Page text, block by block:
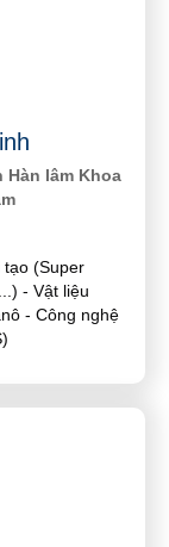
Hàn lâm Khoa
(Super
- Vật liệu
- Công nghệ